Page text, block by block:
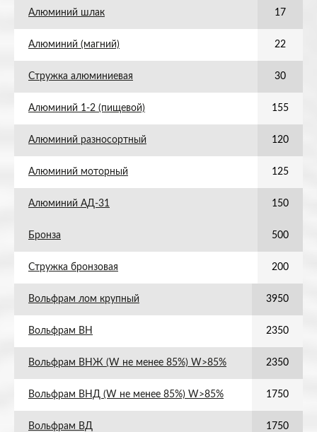
Алюминий шлак 17
Алюминий (магний) 22
Стружка алюминиевая 30
Алюминий 1-2 (пищевой) 155
Алюминий разносортный 120
Алюминий моторный 125
Алюминий АД-31 150
Бронза 500
Стружка бронзовая 200
Вольфрам лом крупный 3950
Вольфрам ВН 2350
Вольфрам ВНЖ (W не менее 85%) W>85% 2350
Вольфрам ВНД (W не менее 85%) W>85% 1750
Вольфрам ВД 1750